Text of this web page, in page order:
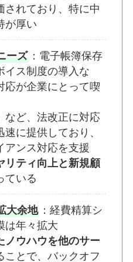
されており、特に中
が厚い
ーズ ：電子帳簿保存
イス制度の導入な
応が企業にとって喫
など、法改正に対応
速に提供しており、
アンス対応を支援
リティ向上と新規顧
ている
大余地 ：経費精算シ
は年々拡大
ノウハウを他のサー
ことで、バックオフ